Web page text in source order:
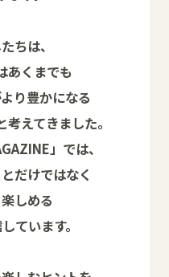
ちは、
あくまでも
り豊かになる
えてきました。
」では、
だけではなく
しめる
ています。